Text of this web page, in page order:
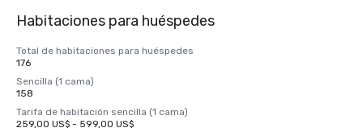
Habitaciones para huéspedes
Total de habitaciones para huéspedes
176
Sencilla (1 cama)
158
Tarifa de habitación sencilla (1 cama)
259,00 US$ - 599,00 US$